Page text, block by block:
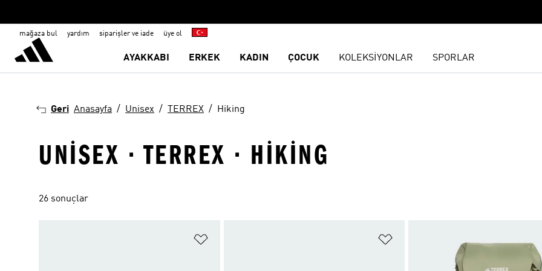
mağaza bul yardım siparişler ve iade üye ol
AYAKKABI ERKEK KADIN ÇOCUK KOLEKSİYONLAR SPORLAR
Geri Anasayfa Unisex TERREX Hiking
UNISEX · TERREX · HIKING
26 sonuçlar